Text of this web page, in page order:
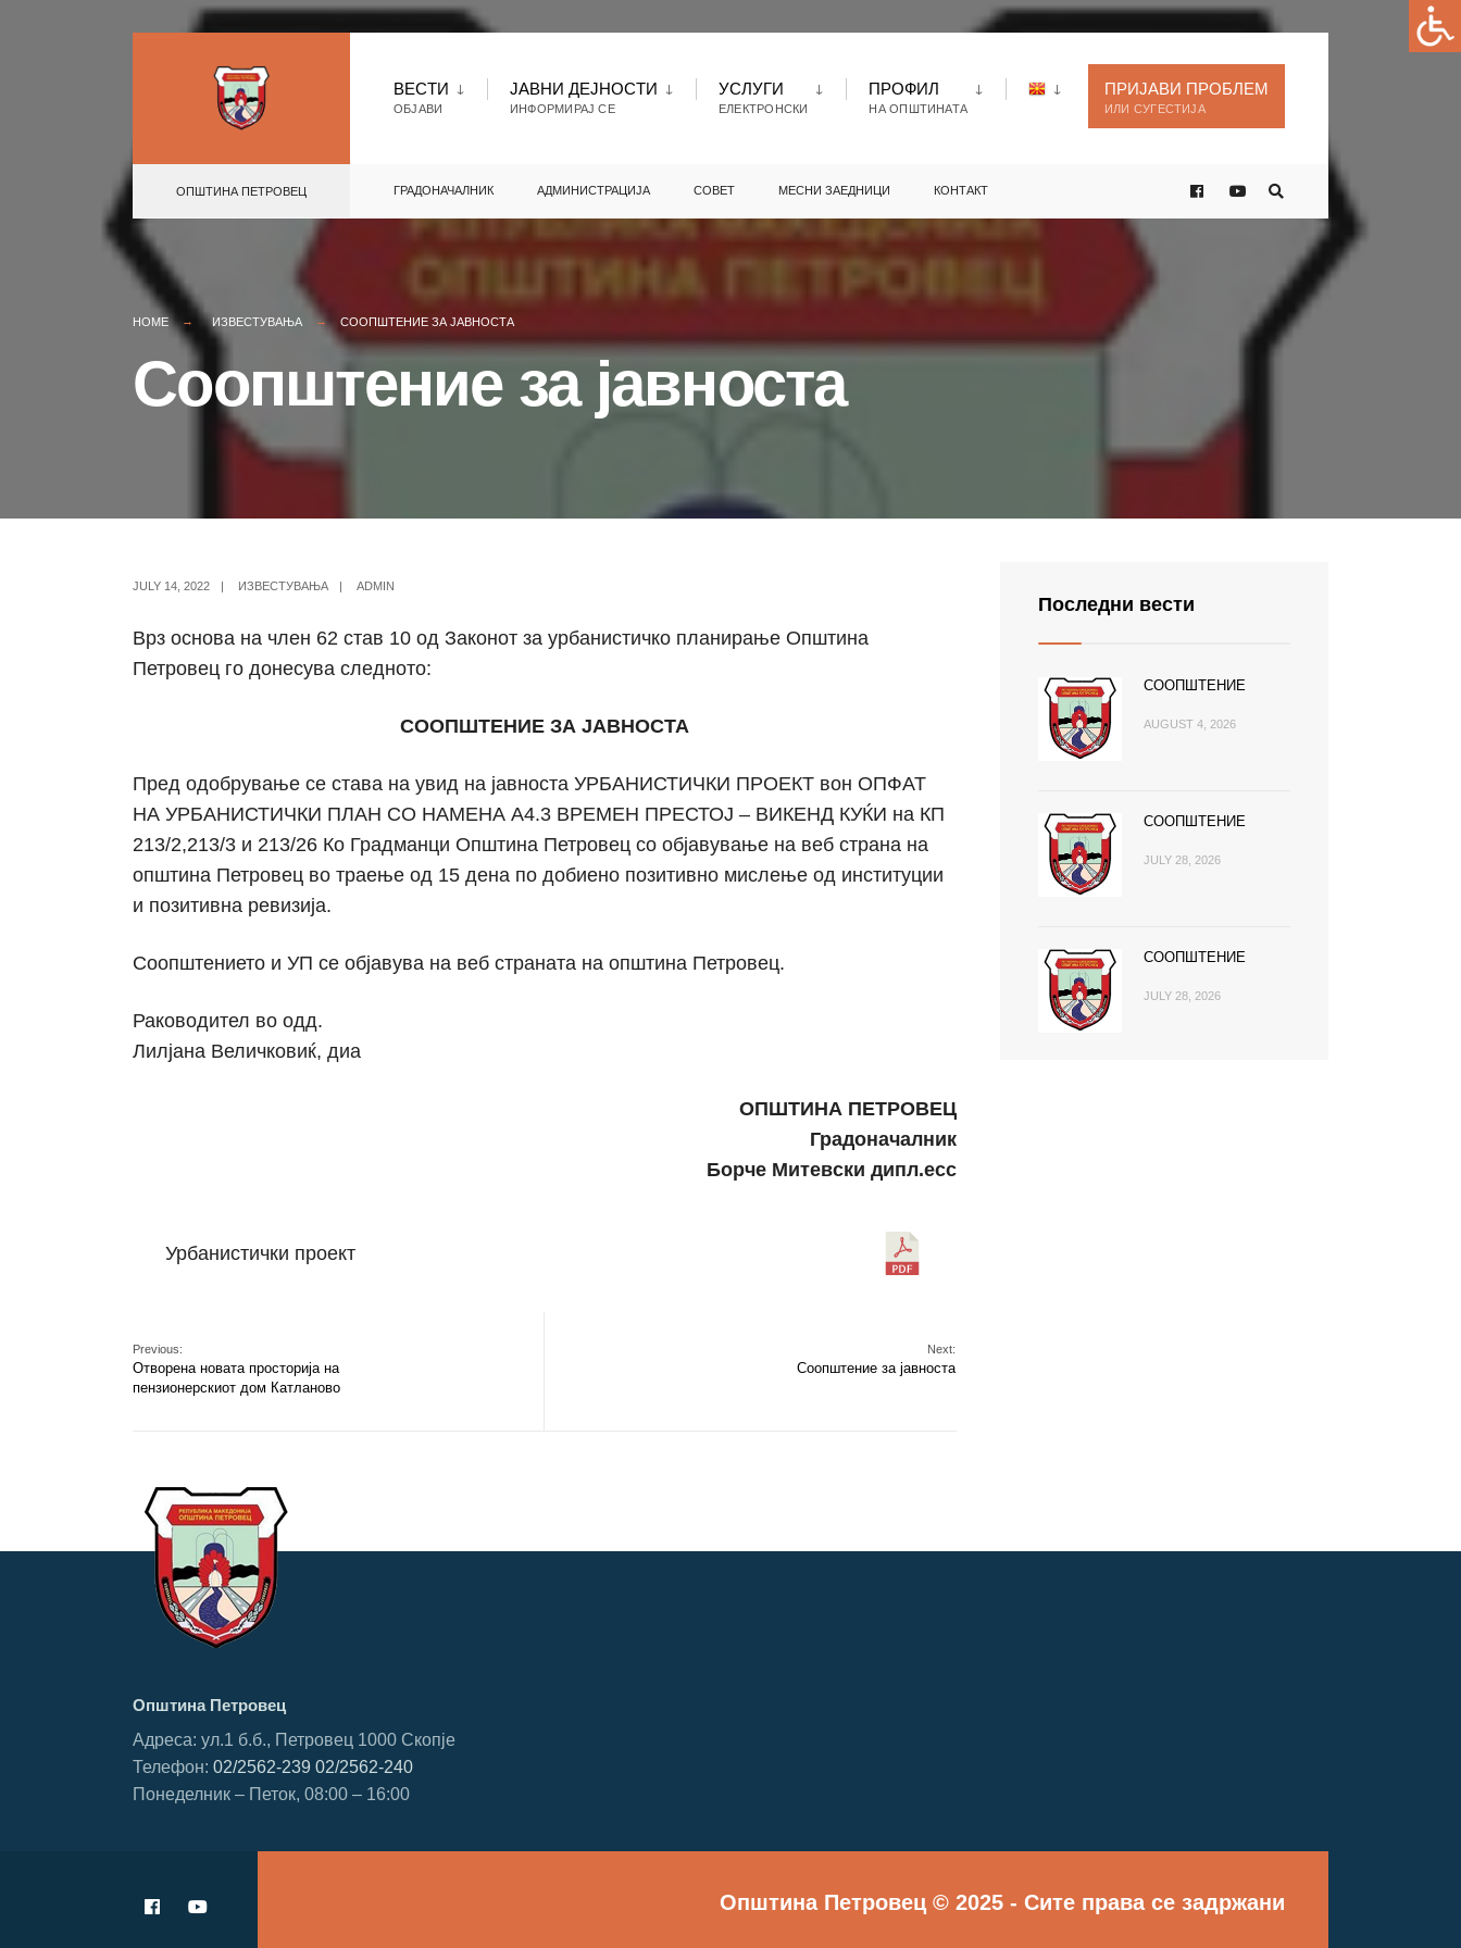
ВЕСТИ
ОБЈАВИ
ЈАВНИ ДЕЈНОСТИ
ИНФОРМИРАЈ СЕ
УСЛУГИ
ЕЛЕКТРОНСКИ
ПРОФИЛ
НА ОПШТИНАТА
ПРИЈАВИ ПРОБЛЕМ
ИЛИ СУГЕСТИЈА
ОПШТИНА ПЕТРОВЕЦ ГРАДОНАЧАЛНИК АДМИНИСТРАЦИЈА СОВЕТ МЕСНИ ЗАЕДНИЦИ КОНТАКТ
HOME ИЗВЕСТУВАЊА СООПШТЕНИЕ ЗА ЈАВНОСТА
Соопштение за јавноста
JULY 14, 2022 | ИЗВЕСТУВАЊА | ADMIN
Врз основа на член 62 став 10 од Законот за урбанистичко планирање Општина
Петровец го донесува следното:
СООПШТЕНИЕ ЗА ЈАВНОСТА
Пред одобрување се става на увид на јавноста УРБАНИСТИЧКИ ПРОЕКТ вон ОПФАТ
НА УРБАНИСТИЧКИ ПЛАН СО НАМЕНА A4.3 ВРЕМЕН ПРЕСТОЈ – ВИКЕНД КУЌИ на КП
213/2,213/3 и 213/26 Ко Градманци Општина Петровец со објавување на веб страна на
општина Петровец во траење од 15 дена по добиено позитивно мислење од институции
и позитивна ревизија.
Соопштението и УП се објавува на веб страната на општина Петровец.
Раководител во одд.
Лилјана Величковиќ, диа
ОПШТИНА ПЕТРОВЕЦ
Градоначалник
Борче Митевски дипл.есс
Урбанистички проект
Previous:
Отворена новата просторија на
пензионерскиот дом Катланово
Next:
Соопштение за јавноста
Последни вести
СООПШТЕНИЕ
AUGUST 4, 2026
СООПШТЕНИЕ
JULY 28, 2026
СООПШТЕНИЕ
JULY 28, 2026
Општина Петровец
Адреса: ул.1 б.б., Петровец 1000 Скопје
Телефон: 02/2562-239 02/2562-240
Понеделник – Петок, 08:00 – 16:00
Општина Петровец © 2025 - Сите права се задржани